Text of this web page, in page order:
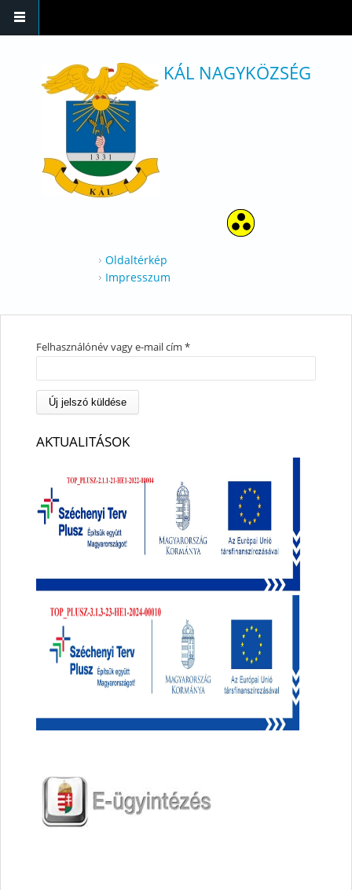
KÁL NAGYKÖZSÉG
Oldaltérkép
Impresszum
Felhasználónév vagy e-mail cím *
AKTUALITÁSOK